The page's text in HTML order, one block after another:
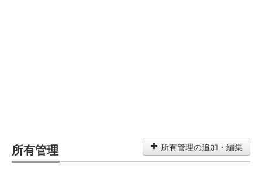
所有管理 所有管理の追加・編集